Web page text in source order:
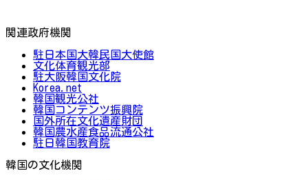
関連政府機関
駐日本国大韓民国大使館
文化体育観光部
駐大阪韓国文化院
Korea.net
韓国観光公社
韓国コンテンツ振興院
国外所在文化遺産財団
韓国農水産食品流通公社
駐日韓国教育院
韓国の文化機関